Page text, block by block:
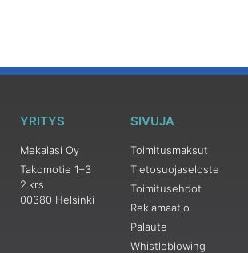
YRITYS
Mekalasi Oy
Takomotie 1–3
2.krs
00380 Helsinki
SIVUJA
Toimitusmaksut
Tietosuojaseloste
Toimitusehdot
Reklamaatio
Palaute
Whistleblowing